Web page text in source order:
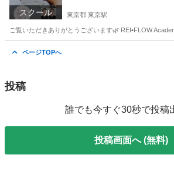
スクール 東京都 東京駅
ご覧いただきありがとうございます🌿 REI•FLOW
ページTOPへ
投稿
誰でも今すぐ30秒で投稿
投稿画面へ (無料)